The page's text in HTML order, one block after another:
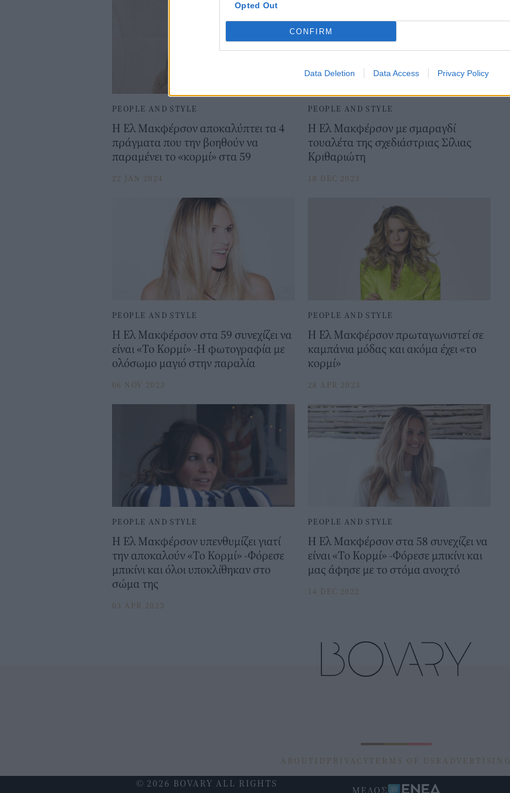
Opted Out
CONFIRM
Data Deletion Data Access Privacy Policy
PEOPLE AND STYLE
H Eλ Μακφέρσον αποκαλύπτει τα 4
πράγματα που την βοηθούν να
παραμένει το «κορμί» στα 59
22 JAN 2024
PEOPLE AND STYLE
Η Ελ Μακφέρσον με σμαραγδί
τουαλέτα της σχεδιάστριας Σίλιας
Κριθαριώτη
18 DEC 2023
PEOPLE AND STYLE
Η Ελ Μακφέρσον στα 59 συνεχίζει να
είναι «Το Κορμί» -H φωτογραφία με
ολόσωμο μαγιό στην παραλία
06 NOV 2023
PEOPLE AND STYLE
H Ελ Μακφέρσον πρωταγωνιστεί σε
καμπάνια μόδας και ακόμα έχει «το
κορμί»
28 APR 2023
PEOPLE AND STYLE
H Ελ Μακφέρσον υπενθυμίζει γιατί
την αποκαλούν «Το Κορμί» -Φόρεσε
μπικίνι και όλοι υποκλίθηκαν στο
σώμα της
03 APR 2023
PEOPLE AND STYLE
Η Ελ Μακφέρσον στα 58 συνεχίζει να
είναι «Το Κορμί» -Φόρεσε μπικίνι και
μας άφησε με το στόμα ανοιχτό
14 DEC 2022
ABOUT ID PRIVACY TERMS OF USE ADVERTISING
© 2026 BOVARY ALL RIGHTS
ΜΕΛΟΣ